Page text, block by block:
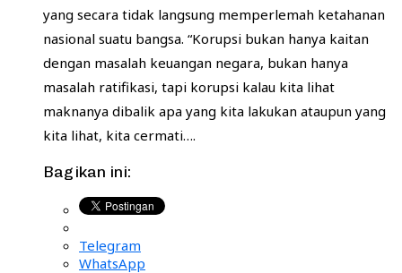
yang secara tidak langsung memperlemah ketahanan
nasional suatu bangsa. “Korupsi bukan hanya kaitan
dengan masalah keuangan negara, bukan hanya
masalah ratifikasi, tapi korupsi kalau kita lihat
maknanya dibalik apa yang kita lakukan ataupun yang
kita lihat, kita cermati….
Bagikan ini:
Telegram
WhatsApp